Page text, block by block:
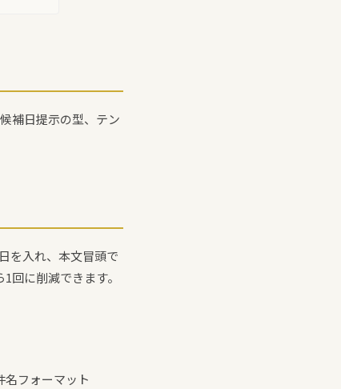
補日提示の型、テン
を入れ、本文冒頭で
回に削減できます。
フォーマット